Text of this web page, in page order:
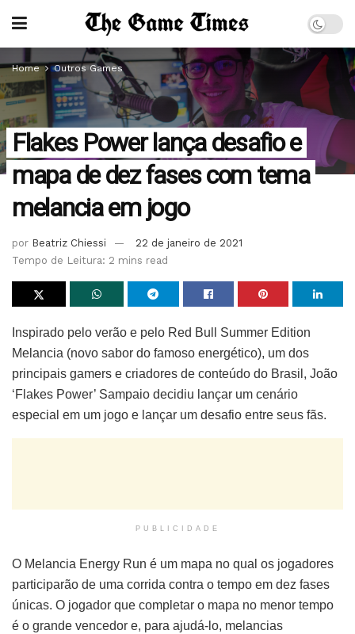
Home Outros Games
Flakes Power lança desafio e
mapa de dez fases com tema
melancia em jogo
por Beatriz Chiessi
22 de janeiro de 2021
Tempo de Leitura: 2 mins read
Inspirado pelo verão e pelo Red Bull Summer Edition
Melancia (novo sabor do famoso energético), um dos
principais gamers e criadores de conteúdo do Brasil, João
‘Flakes Power’ Sampaio decidiu lançar um cenário
especial em um jogo e lançar um desafio entre seus fãs.
PUBLICIDADE
O Melancia Energy Run é um mapa no qual os jogadores
participarão de uma corrida contra o tempo em dez fases
únicas. O jogador que completar o mapa no menor tempo
é o grande vencedor e, para ajudá-lo, melancias